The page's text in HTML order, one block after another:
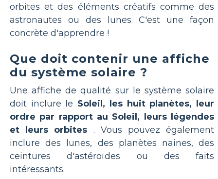
orbites et des éléments créatifs comme des
astronautes ou des lunes. C'est une façon
concrète d'apprendre !
Que doit contenir une affiche
du système solaire ?
Une affiche de qualité sur le système solaire
doit inclure le Soleil, les huit planètes, leur
ordre par rapport au Soleil, leurs légendes
et leurs orbites . Vous pouvez également
inclure des lunes, des planètes naines, des
ceintures d'astéroïdes ou des faits
intéressants.